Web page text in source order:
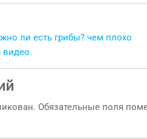
ли есть грибы? чем плохо
видео.
Обязательные поля